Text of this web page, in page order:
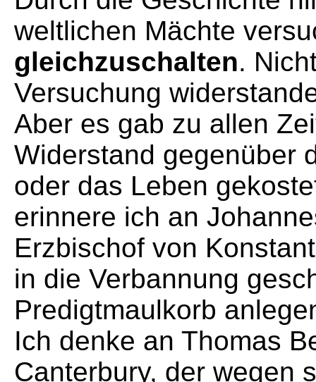
weltlichen Mächte
gleichzuschalten.
Versuchung
Aber es gab zu allen
Widerstand gegenüber
oder das Leben
erinnere ich an
Erzbischof von
in die Verbannung
Predigtmaulkorb
Ich denke an Thomas
Canterbury, der wegen